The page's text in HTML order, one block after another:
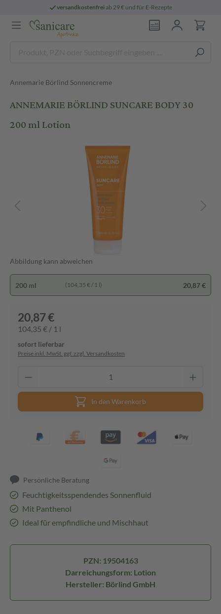
versandkostenfreiab 29 € und für E-Rezepte
Annemarie Börlind Sonnencreme
ANNEMARIE BÖRLIND SUNCARE BODY 30
200 ml Lotion
Abbildung kann abweichen
200 ml (104,35 € / 1 l) 20,87 €
20,87 €
104,35 € / 1 l
sofort lieferbar
Preise inkl. MwSt. ggf. zzgl. Versandkosten
In den Warenkorb
Persönliche Beratung
Feuchtigkeitsspendendes Sonnenfluid
Mit Panthenol
Ideal für empfindliche und Mischhaut
PZN: 19504163
Darreichungsform: Lotion
Hersteller: Börlind GmbH